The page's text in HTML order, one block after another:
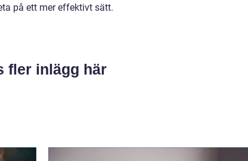
på ett mer effektivt sätt.
fler inlägg här